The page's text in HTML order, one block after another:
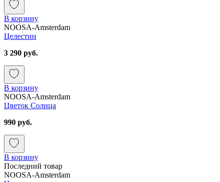
В корзину
NOOSA-Amsterdam
Целестин
3 290 руб.
В корзину
NOOSA-Amsterdam
Цветок Солнца
990 руб.
В корзину
Последний товар
NOOSA-Amsterdam